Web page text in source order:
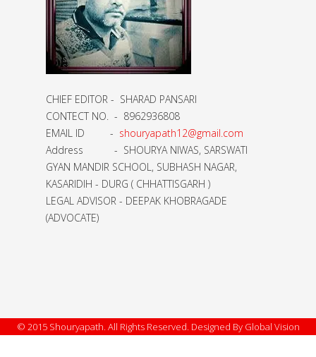
CHIEF EDITOR - SHARAD PANSARI
CONTECT NO. - 8962936808
EMAIL ID - shouryapath12@gmail.com
Address - SHOURYA NIWAS, SARSWATI
GYAN MANDIR SCHOOL, SUBHASH NAGAR,
KASARIDIH - DURG ( CHHATTISGARH )
LEGAL ADVISOR - DEEPAK KHOBRAGADE
(ADVOCATE)
© 2015 Shouryapath. All Rights Reserved. Designed By Global Vision